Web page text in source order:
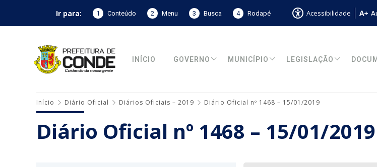
Ir para: 1 Conteúdo 2 Menu 3 Busca 4 Rodapé Acessibilidade
INÍCIO GOVERNO MUNICÍPIO LEGISLAÇÃO
Início Diário Oficial Diários Oficiais – 2019 Diário Oficial nº 1468 – 15/01/2019
Diário Oficial nº 1468 – 15/01/2019